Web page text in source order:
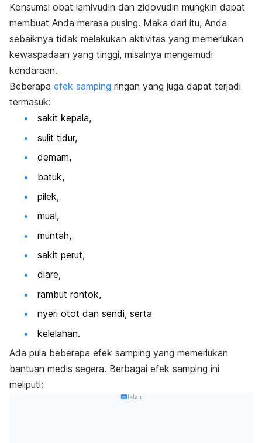
Konsumsi obat lamivudin dan zidovudin mungkin dapat
membuat Anda merasa pusing. Maka dari itu, Anda
sebaiknya tidak melakukan aktivitas yang memerlukan
kewaspadaan yang tinggi, misalnya mengemudi
kendaraan.
Beberapa efek samping ringan yang juga dapat terjadi
termasuk:
sakit kepala,
sulit tidur,
demam,
batuk,
pilek,
mual,
muntah,
sakit perut,
diare,
rambut rontok,
nyeri otot dan sendi, serta
kelelahan.
Ada pula beberapa efek samping yang memerlukan
bantuan medis segera. Berbagai efek samping ini
meliputi:
Iklan